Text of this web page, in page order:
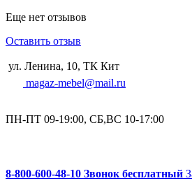
Еще нет отзывов
Оставить отзыв
ул. Ленина, 10, ТК Кит
magaz-mebel@mail.ru
ПН-ПТ 09-19:00, СБ,ВС 10-17:00
8-800-600-48-10 Звонок бесплатный